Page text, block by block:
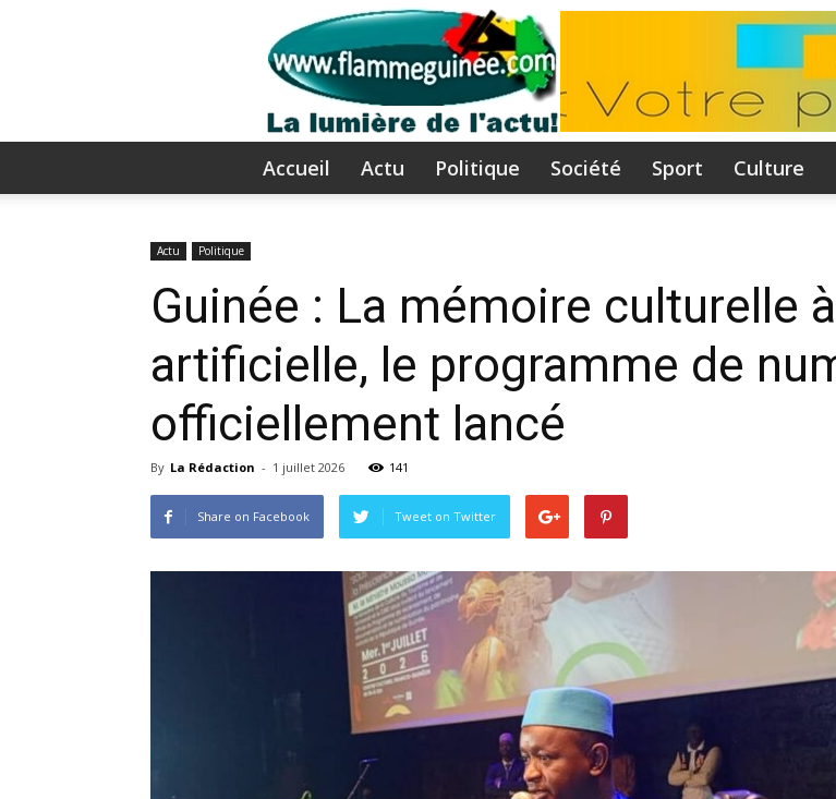
Accueil Actu Politique Société Sport Culture
Actu Politique
Guinée : La mémoire culturelle
artificielle, le programme de
officiellement lancé
By La Rédaction - 1 juillet 2026 141
Share on Facebook Tweet on Twitter